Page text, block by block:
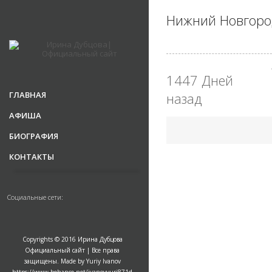
ГЛАВНАЯ
АФИША
БИОГРАФИЯ
КОНТАКТЫ
Социальные сети:
Copyrights © 2016 Ирина Дубцова
Официальный сайт | Все права
защищены. Made by Yuriy Ivanov
Нижний
1447 Дней
назад